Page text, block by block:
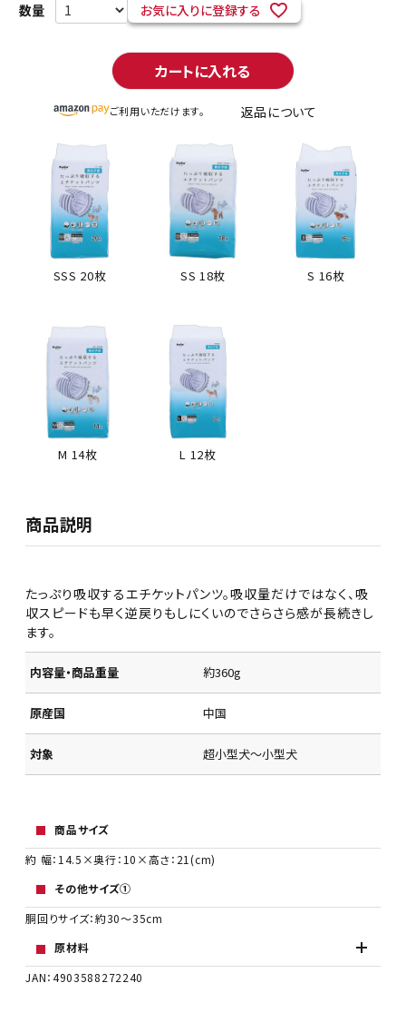
お気に入りに登録する
カートに入れる
ご利用いただけます。 返品について
SSS 20枚 SS 18枚 S 16枚
M 14枚 L 12枚
商品説明
たっぷり吸収するエチケットパンツ。吸収量だけではなく、吸
収スピードも早く逆戻りもしにくいのでさらさら感が長続きし
ます。
内容量・商品重量 約360g
原産国 中国
対象 超小型犬～小型犬
商品サイズ
約 幅：14.5×奥行：10×高さ：21(cm)
その他サイズ①
胴回りサイズ：約30～35cm
原材料
JAN：4903588272240